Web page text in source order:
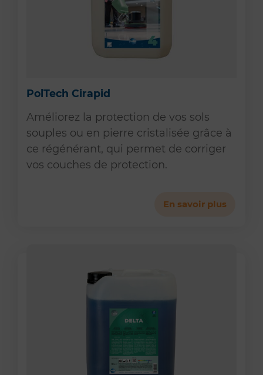
PolTech Cirapid
Améliorez la protection de vos sols
souples ou en pierre cristalisée grâce à
ce régénérant, qui permet de corriger
vos couches de protection.
En savoir plus